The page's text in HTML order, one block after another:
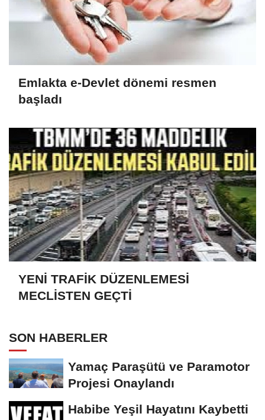
Emlakta e-Devlet dönemi resmen
başladı
YENİ TRAFİK DÜZENLEMESİ
MECLİSTEN GEÇTİ
SON HABERLER
Yamaç Paraşütü ve Paramotor
Projesi Onaylandı
Habibe Yeşil Hayatını Kaybetti